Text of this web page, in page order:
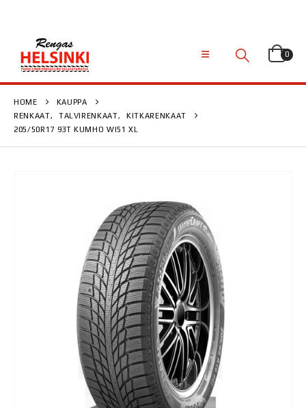
0
HOME
KAUPPA
RENKAAT, TALVIRENKAAT,
KITKARENKAAT
205/50R17 93T KUMHO WI51 XL